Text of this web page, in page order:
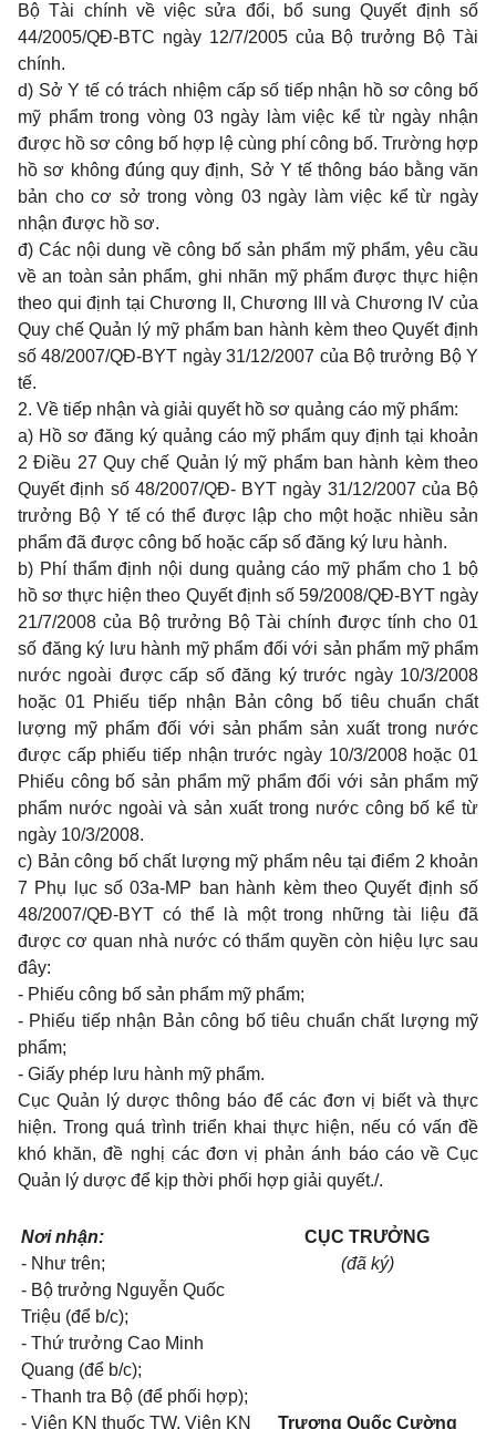
Bộ Tài chính về việc sửa đổi, bổ sung Quyết định số
44/2005/QĐ-BTC ngày 12/7/2005 của Bộ trưởng Bộ Tài
chính.
d) Sở Y tế có trách nhiệm cấp số tiếp nhận hồ sơ công bố
mỹ phẩm trong vòng 03 ngày làm việc kể từ ngày nhận
được hồ sơ công bố hợp lệ cùng phí công bố. Trường hợp
hồ sơ không đúng quy định, Sở Y tế thông báo bằng văn
bản cho cơ sở trong vòng 03 ngày làm việc kể từ ngày
nhận được hồ sơ.
đ) Các nội dung về công bố sản phẩm mỹ phẩm, yêu cầu
về an toàn sản phẩm, ghi nhãn mỹ phẩm được thực hiện
theo qui định tại Chương II, Chương III và Chương IV của
Quy chế Quản lý mỹ phẩm ban hành kèm theo Quyết định
số 48/2007/QĐ-BYT ngày 31/12/2007 của Bộ trưởng Bộ Y
tế.
2. Về tiếp nhận và giải quyết hồ sơ quảng cáo mỹ phẩm:
a) Hồ sơ đăng ký quảng cáo mỹ phẩm quy định tại khoản
2 Điều 27 Quy chế Quản lý mỹ phẩm ban hành kèm theo
Quyết định số 48/2007/QĐ- BYT ngày 31/12/2007 của Bộ
trưởng Bộ Y tế có thể được lập cho một hoặc nhiều sản
phẩm đã được công bố hoặc cấp số đăng ký lưu hành.
b) Phí thẩm định nội dung quảng cáo mỹ phẩm cho 1 bộ
hồ sơ thực hiện theo Quyết định số 59/2008/QĐ-BYT ngày
21/7/2008 của Bộ trưởng Bộ Tài chính được tính cho 01
số đăng ký lưu hành mỹ phẩm đối với sản phẩm mỹ phẩm
nước ngoài được cấp số đăng ký trước ngày 10/3/2008
hoặc 01 Phiếu tiếp nhận Bản công bố tiêu chuẩn chất
lượng mỹ phẩm đối với sản phẩm sản xuất trong nước
được cấp phiếu tiếp nhận trước ngày 10/3/2008 hoặc 01
Phiếu công bố sản phẩm mỹ phẩm đối với sản phẩm mỹ
phẩm nước ngoài và sản xuất trong nước công bố kể từ
ngày 10/3/2008.
c) Bản công bố chất lượng mỹ phẩm nêu tại điểm 2 khoản
7 Phụ lục số 03a-MP ban hành kèm theo Quyết định số
48/2007/QĐ-BYT có thể là một trong những tài liệu đã
được cơ quan nhà nước có thẩm quyền còn hiệu lực sau
đây:
- Phiếu công bố sản phẩm mỹ phẩm;
- Phiếu tiếp nhận Bản công bố tiêu chuẩn chất lượng mỹ
phẩm;
- Giấy phép lưu hành mỹ phẩm.
Cục Quản lý dược thông báo để các đơn vị biết và thực
hiện. Trong quá trình triển khai thực hiện, nếu có vấn đề
khó khăn, đề nghị các đơn vị phản ánh báo cáo về Cục
Quản lý dược để kịp thời phối hợp giải quyết./.
Nơi nhận:
- Như trên;
- Bộ trưởng Nguyễn Quốc
Triệu (để b/c);
- Thứ trưởng Cao Minh
Quang (để b/c);
- Thanh tra Bộ (để phối hợp);
- Viện KN thuốc TW, Viện KN
CỤC TRƯỞNG
(đã ký)
Trương Quốc Cường